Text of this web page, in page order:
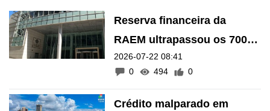
Reserva financeira da
RAEM ultrapassou os 700
mil milhões de patacas em
Maio
2026-07-22 08:41
0
494 0
Crédito malparado em